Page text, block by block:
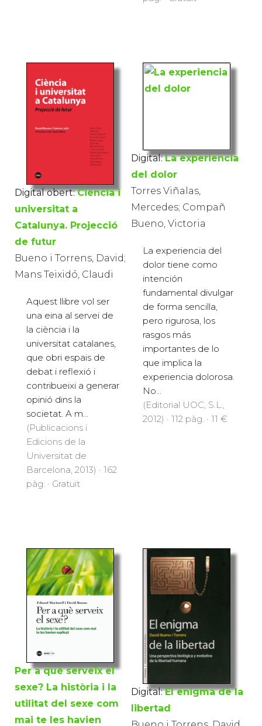
Digital obert: Ciència i
universitat a
Catalunya. Projecció
de futur
Bueno i Torrens, David;
Mans Teixidó, Claudi
Aquest llibre vol ser
una eina al servei de
la ciència i la
universitat catalanes,
que obri espais de
debat i reflexió i
contribueixi a generar
opinió dins la
societat. A m...
(Publicacions i
Edicions de la
Universitat de
Barcelona, 2013) · 162
pàg. · Gratuït
Digital: La experiencia
del dolor
Torres Viñalas,
Mercedes; Compañ
Bueno, Victoria
La experiencia del
dolor tiene como
intención
fundamental divulgar
de forma sencilla,
pero rigurosa, los
rasgos más
importantes de lo
que implica la
experiencia dolorosa.
No...
(Editorial UOC, S.L.,
2012) · 112 pàg. · 11 €
Per a què serveix el
sexe? La història i la
utilitat del sexe com
mai te les havien
Digital: El enigma de la
libertad